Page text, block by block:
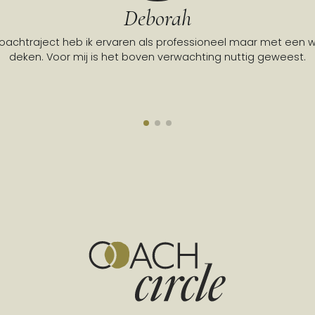
Deborah
heb ik ervaren als professioneel maar met een
deken. Voor mij is het boven verwachting nuttig geweest.